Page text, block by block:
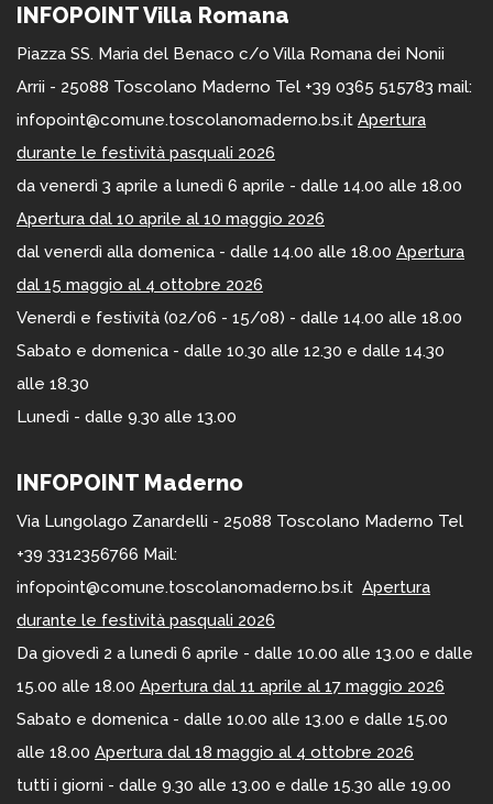
INFOPOINT Villa Romana
Piazza SS. Maria del Benaco c/o Villa Romana dei Nonii
Arrii - 25088 Toscolano Maderno Tel +39 0365 515783 mail:
infopoint@comune.toscolanomaderno.bs.it Apertura
durante le festività pasquali 2026
da venerdì 3 aprile a lunedì 6 aprile - dalle 14.00 alle 18.00
Apertura dal 10 aprile al 10 maggio 2026
dal venerdì alla domenica - dalle 14.00 alle 18.00 Apertura
dal 15 maggio al 4 ottobre 2026
Venerdì e festività (02/06 - 15/08) - dalle 14.00 alle 18.00
Sabato e domenica - dalle 10.30 alle 12.30 e dalle 14.30
alle 18.30
Lunedì - dalle 9.30 alle 13.00
INFOPOINT Maderno
Via Lungolago Zanardelli - 25088 Toscolano Maderno Tel
+39 3312356766 Mail:
infopoint@comune.toscolanomaderno.bs.it Apertura
durante le festività pasquali 2026
Da giovedì 2 a lunedì 6 aprile - dalle 10.00 alle 13.00 e dalle
15.00 alle 18.00 Apertura dal 11 aprile al 17 maggio 2026
Sabato e domenica - dalle 10.00 alle 13.00 e dalle 15.00
alle 18.00 Apertura dal 18 maggio al 4 ottobre 2026
tutti i giorni - dalle 9.30 alle 13.00 e dalle 15.30 alle 19.00